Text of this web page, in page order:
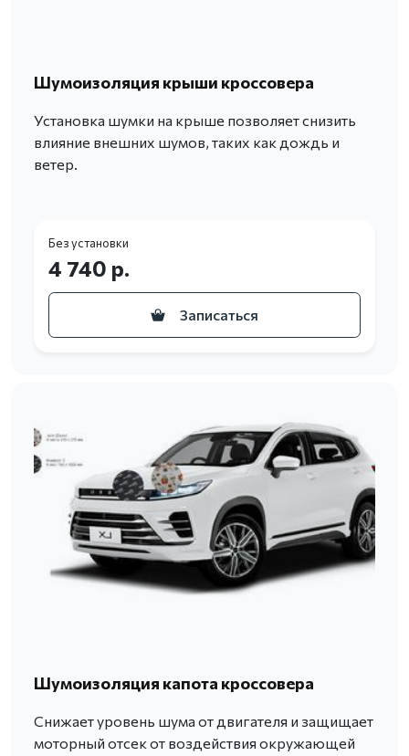
Шумоизоляция крыши кроссовера
Установка шумки на крыше позволяет снизить
влияние внешних шумов, таких как дождь и
ветер.
Без установки
4 740 р.
Записаться
Шумоизоляция капота кроссовера
Снижает уровень шума от двигателя и защищает
моторный отсек от воздействия окружающей